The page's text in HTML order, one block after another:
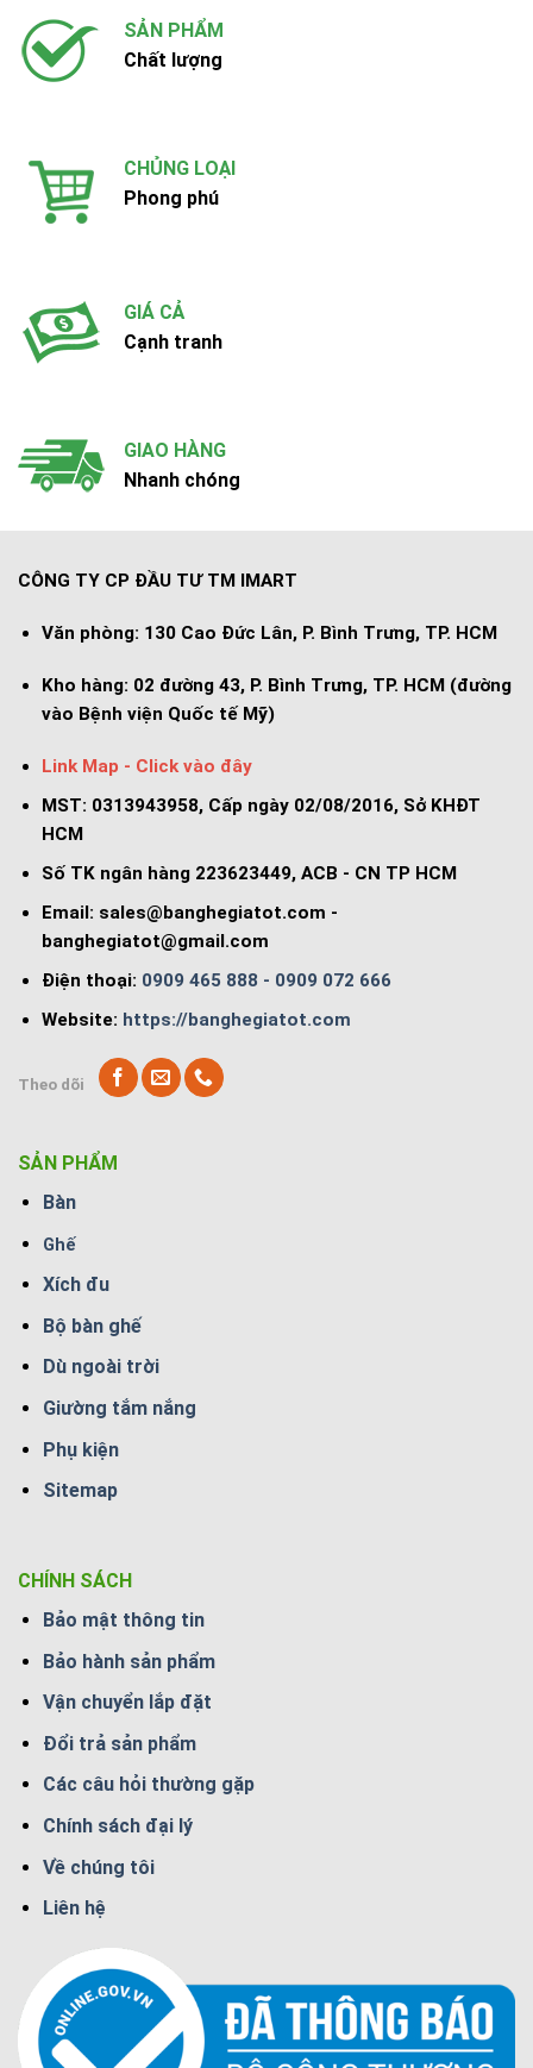
SẢN PHẨM
Chất lượng
CHỦNG LOẠI
Phong phú
GIÁ CẢ
Cạnh tranh
GIAO HÀNG
Nhanh chóng
CÔNG TY CP ĐẦU TƯ TM IMART
Văn phòng: 130 Cao Đức Lân, P. Bình Trưng, TP. HCM
Kho hàng: 02 đường 43, P. Bình Trưng, TP. HCM (đường
vào Bệnh viện Quốc tế Mỹ)
Link Map - Click vào đây
MST: 0313943958, Cấp ngày 02/08/2016, Sở KHĐT
HCM
Số TK ngân hàng 223623449, ACB - CN TP HCM
Email: sales@banghegiatot.com -
banghegiatot@gmail.com
Điện thoại: 0909 465 888 - 0909 072 666
Website: https://banghegiatot.com
Theo dõi
SẢN PHẨM
Bàn
Ghế
Xích đu
Bộ bàn ghế
Dù ngoài trời
Giường tắm nắng
Phụ kiện
Sitemap
CHÍNH SÁCH
Bảo mật thông tin
Bảo hành sản phẩm
Vận chuyển lắp đặt
Đổi trả sản phẩm
Các câu hỏi thường gặp
Chính sách đại lý
Về chúng tôi
Liên hệ